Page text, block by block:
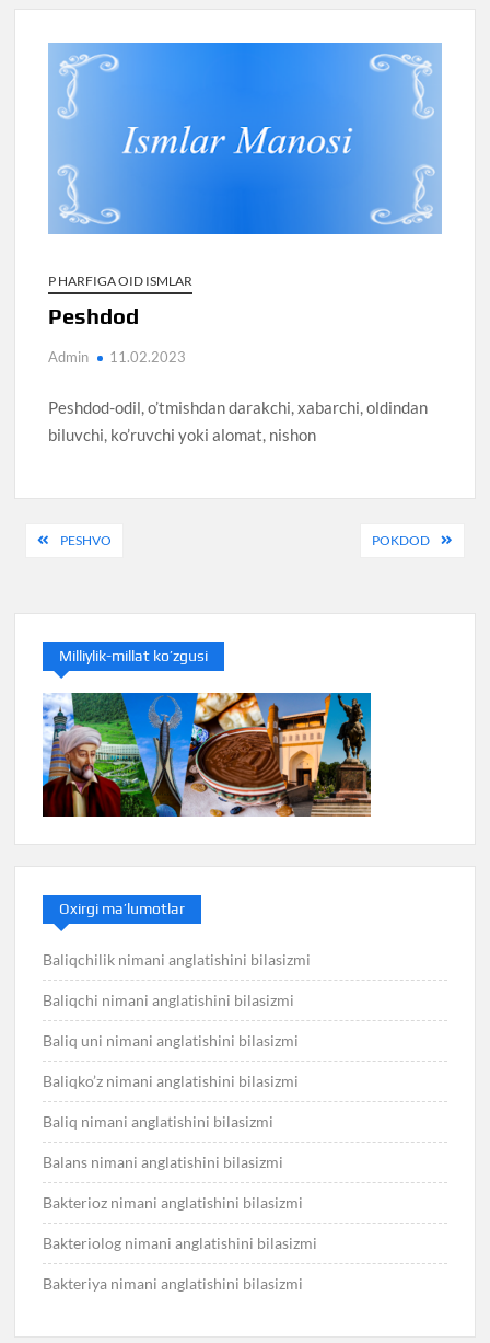
P HARFIGA OID ISMLAR
Peshdod
Admin 11.02.2023
Peshdod-odil, o’tmishdan darakchi, xabarchi, oldindan
biluvchi, ko’ruvchi yoki alomat, nishon
PostPESHVO POKDOD
Milliylik-millat ko’zgusi
Oxirgi ma’lumotlar
Baliqchilik nimani anglatishini bilasizmi
Baliqchi nimani anglatishini bilasizmi
Baliq uni nimani anglatishini bilasizmi
Baliqko’z nimani anglatishini bilasizmi
Baliq nimani anglatishini bilasizmi
Balans nimani anglatishini bilasizmi
Bakterioz nimani anglatishini bilasizmi
Bakteriolog nimani anglatishini bilasizmi
Bakteriya nimani anglatishini bilasizmi